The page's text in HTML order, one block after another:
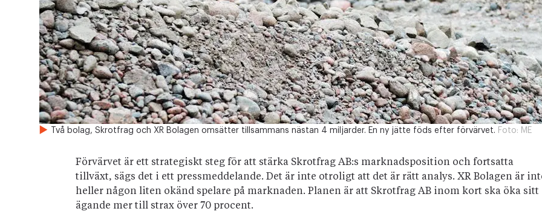
Två bolag, Skrotfrag och XR Bolagen omsätter tillsammans nästan 4 miljarder. En ny jätte föds efter förvärvet. Foto: ME
Förvärvet är ett strategiskt steg för att stärka Skrotfrag AB:s marknadsposition och fortsatta
tillväxt, sägs det i ett pressmeddelande. Det är inte otroligt att det är rätt analys. XR Bolagen är
heller någon liten okänd spelare på marknaden. Planen är att Skrotfrag AB inom kort ska öka sitt
ägande mer till strax över 70 procent.